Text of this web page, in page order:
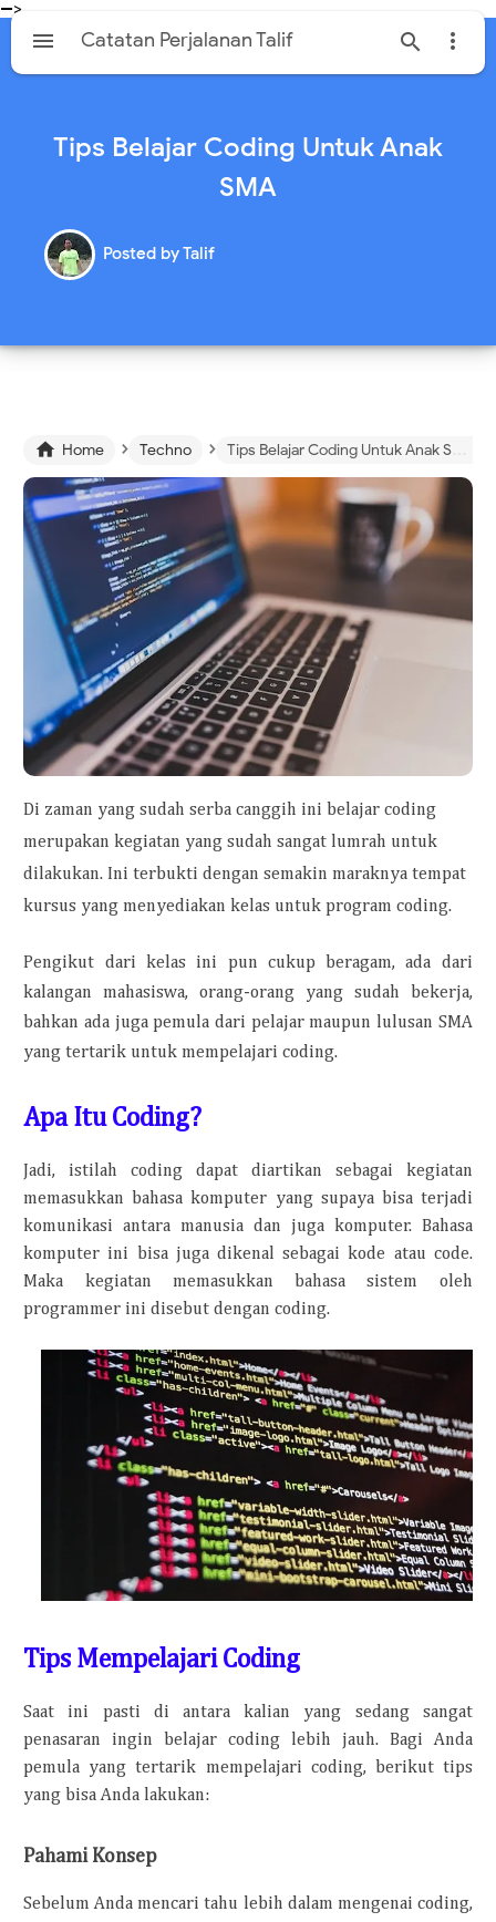
-->
  
Catatan Perjalanan Talif
Tips Belajar Coding Untuk Anak
SMA
Posted byTalif
 Home › Techno › Tips Belajar Coding Untuk Anak SMA
Di zaman yang sudah serba canggih ini belajar coding
merupakan kegiatan yang sudah sangat lumrah untuk
dilakukan. Ini terbukti dengan semakin maraknya tempat
kursus yang menyediakan kelas untuk program coding.
Pengikut dari kelas ini pun cukup beragam, ada dari
kalangan mahasiswa, orang-orang yang sudah bekerja,
bahkan ada juga pemula dari pelajar maupun lulusan SMA
yang tertarik untuk mempelajari coding.
Apa Itu Coding?
Jadi, istilah coding dapat diartikan sebagai kegiatan
memasukkan bahasa komputer yang supaya bisa terjadi
komunikasi antara manusia dan juga komputer. Bahasa
komputer ini bisa juga dikenal sebagai kode atau code.
Maka kegiatan memasukkan bahasa sistem oleh
programmer ini disebut dengan coding.
Tips Mempelajari Coding
Saat ini pasti di antara kalian yang sedang sangat
penasaran ingin belajar coding lebih jauh. Bagi Anda
pemula yang tertarik mempelajari coding, berikut tips
yang bisa Anda lakukan:
Pahami Konsep
Sebelum Anda mencari tahu lebih dalam mengenai coding,